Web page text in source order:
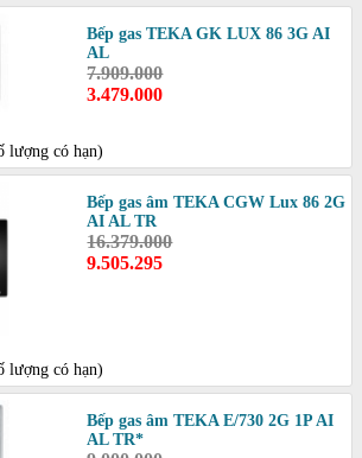
Bếp gas TEKA GK LUX 86 3G AI
AL
7.909.000
3.479.000
lượng có hạn)
Bếp gas âm TEKA CGW Lux 86 2G
AI AL TR
16.379.000
9.505.295
lượng có hạn)
Bếp gas âm TEKA E/730 2G 1P AI
AL TR*